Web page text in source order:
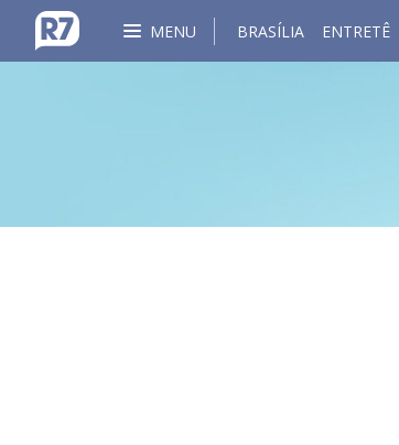
MENU BRASÍLIA ENTRETÊ